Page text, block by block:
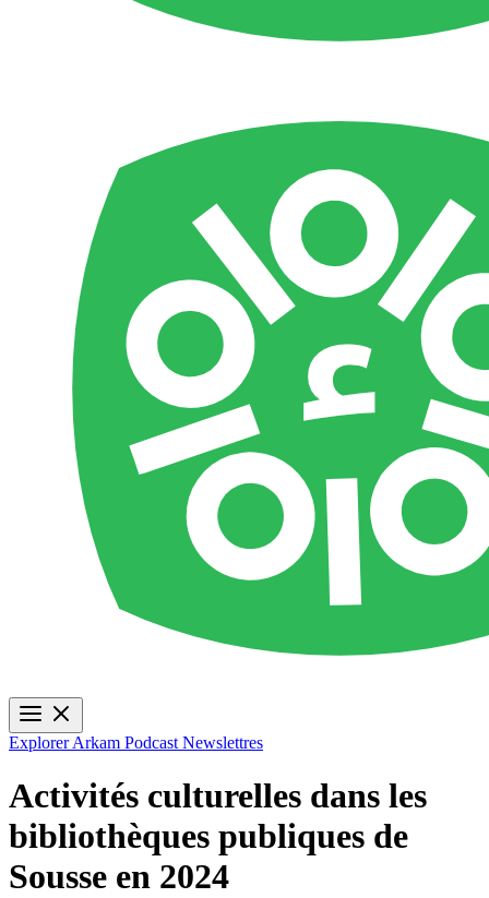
ExplorerArkam Podcast Newslettres
Activités culturelles dans les
bibliothèques publiques de
Sousse en 2024